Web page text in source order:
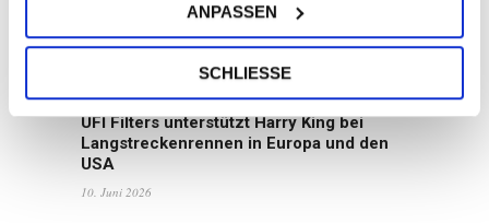
ANPASSEN
SCHLIESSE
UFI Filters unterstützt Harry King bei
Langstreckenrennen in Europa und den
USA
10. Juni 2026